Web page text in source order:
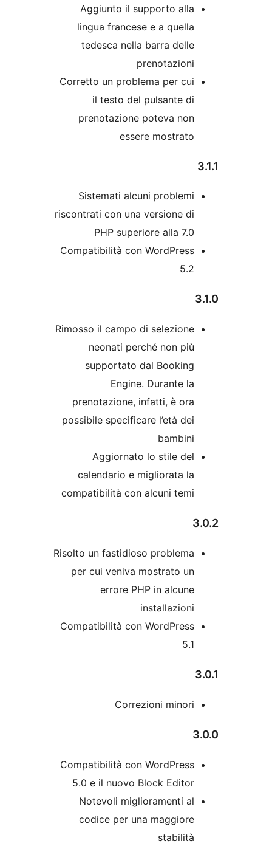
Aggiunto il supporto
lingua francese e a
tedesca nella barra
Corretto un problema per
il testo del pulsante
prenotazione poteva
Sistemati alcuni
riscontrati con una versione
PHP superiore alla
Compatibilità con
Rimosso il campo di
neonati perché non
supportato dal
Engine. Durante
prenotazione, infatti, è
possibile specificare l’età
Aggiornato lo stile
calendario e migliorata
compatibilità con alcuni
Risolto un fastidioso
per cui veniva mostrato
errore PHP in
Compatibilità con
Correzioni
Compatibilità con
5.0 e il nuovo Block
Notevoli miglioramenti
codice per una